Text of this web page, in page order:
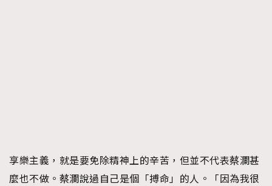
享樂主義，就是要免除精神上的辛苦，但並不代表蔡瀾甚
麼也不做。蔡瀾說過自己是個「搏命」的人。「因為我很